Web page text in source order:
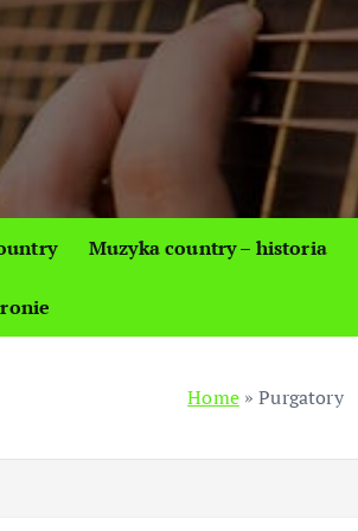
Muzyka country – historia
Home»Purgatory